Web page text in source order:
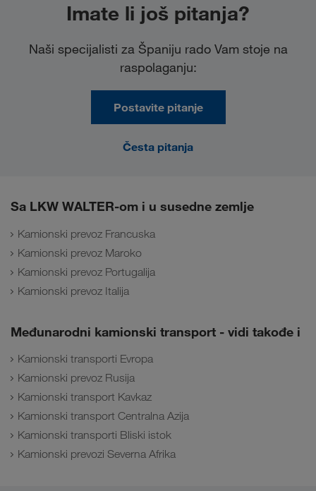
Imate li još pitanja?
Naši specijalisti za Španiju rado Vam stoje na
raspolaganju:
Postavite pitanje
Česta pitanja
Sa LKW WALTER-om i u susedne zemlje
Kamionski prevoz Francuska
Kamionski prevoz Maroko
Kamionski prevoz Portugalija
Kamionski prevoz Italija
Međunarodni kamionski transport - vidi takođe i
Kamionski transporti Evropa
Kamionski prevoz Rusija
Kamionski transport Kavkaz
Kamionski transport Centralna Azija
Kamionski transporti Bliski istok
Kamionski prevozi Severna Afrika